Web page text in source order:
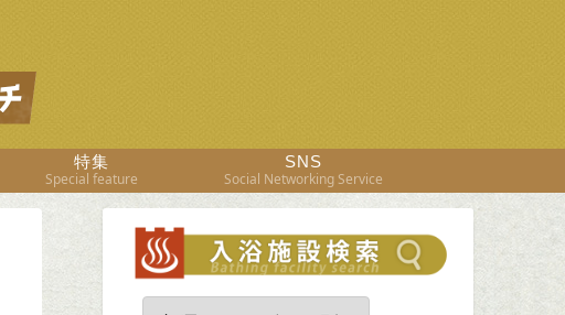
特集
Special feature
SNS
Social Networking Service